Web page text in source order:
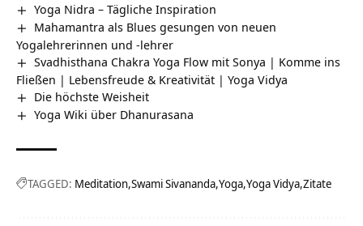
Yoga Nidra – Tägliche Inspiration
Mahamantra als Blues gesungen von neuen
Yogalehrerinnen und -lehrer
Svadhisthana Chakra Yoga Flow mit Sonya | Komme ins
Fließen | Lebensfreude & Kreativität | Yoga Vidya
Die höchste Weisheit
Yoga Wiki über Dhanurasana
TAGGED: Meditation Swami Sivananda Yoga Yoga Vidya Zitate